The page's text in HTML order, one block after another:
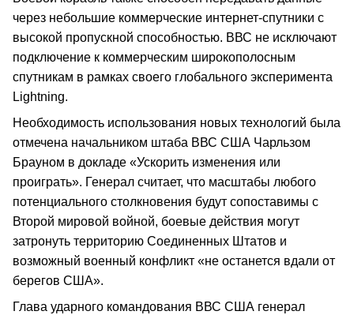
через небольшие коммерческие интернет-спутники с
высокой пропускной способностью. ВВС не исключают
подключение к коммерческим широкополосным
спутникам в рамках своего глобального эксперимента
Lightning.
Необходимость использования новых технологий была
отмечена начальником штаба ВВС США Чарльзом
Брауном в докладе «Ускорить изменения или
проиграть». Генерал считает, что масштабы любого
потенциального столкновения будут сопоставимы с
Второй мировой войной, боевые действия могут
затронуть территорию Соединенных Штатов и
возможный военный конфликт «не останется вдали от
берегов США».
Глава ударного командования ВВС США генерал